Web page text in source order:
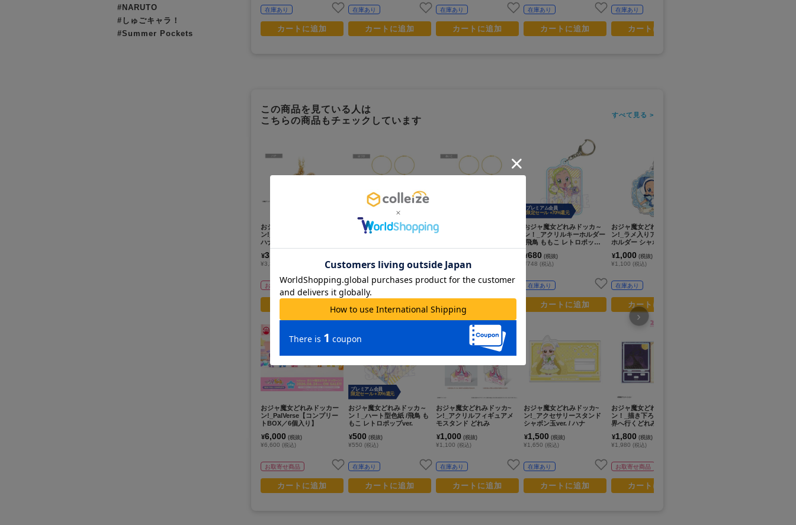
#NARUTO
#しゅごキャラ！
#Summer Pockets
在庫あり
カートに追加
在庫あり
カートに追加
在庫あり
カートに追加
在庫あり
カートに追加
在庫あり
カートに追加
この商品を見ている人は
こちらの商品もチェックしています
すべて見る >
おジャ魔女どれみ ドッカ~
ン!_ イニシャルネックレス
ハナ
¥3,000
¥3,300
お取寄せ商品
おジャ魔女どれみドッカー
ン!_PalVerse【コンプリー
トBOX／6個入り】
¥6,000 (税抜)
¥6,600(税込)
お取寄せ商品
カートに追加
おジャ魔女どれみドッカー
ン!_アクリルチャーム はづ
¥1,320(税込)
お取寄せ商品
カートに追加
プレミアム会員
限定セール +70%還元
おジャ魔女どれみドッカ～
ン！_ハート型色紙 /飛鳥 も
もこ レトロポップver.
¥500 (税抜)
¥550(税込)
在庫あり
カートに追加
おジャ魔女どれみドッカー
ン!_アクリルチャーム あい
¥1,320(税込)
カートに追加
おジャ魔女どれみドッカ~
ン!_アクリルフィギュアメ
モスタンド どれみ
¥1,000 (税抜)
¥1,100 (税込)
在庫あり
カートに追加
プレミアム会員
限定セール +70%還元
おジャ魔女どれみドッカ～
ン！_アクリルキーホルダー
/飛鳥 ももこ レトロポップv
er.
¥680 (税抜)
¥748 (税込)
在庫あり
カートに追加
おジャ魔女どれみドッカ~
ン!_アクセサリースタンド
シャボン玉ver. / ハナ
¥1,500 (税抜)
¥1,650 (税込)
在庫あり
カートに追加
おジャ魔女どれみドッカ~
ン!_ラメ入りアクリルキー
ホルダー シャボン玉ver. /
¥1,000 (税抜)
¥1,100 (税込)
在庫あり
カートに追加
おジャ魔女どれみ ドッカ～
ン！_描き下ろし ハナ 魔女
界へ行くどれみたちver. パ
ンド
¥1,800 (税抜)
¥1,980 (税込)
お取寄せ商品
カートに追加
›